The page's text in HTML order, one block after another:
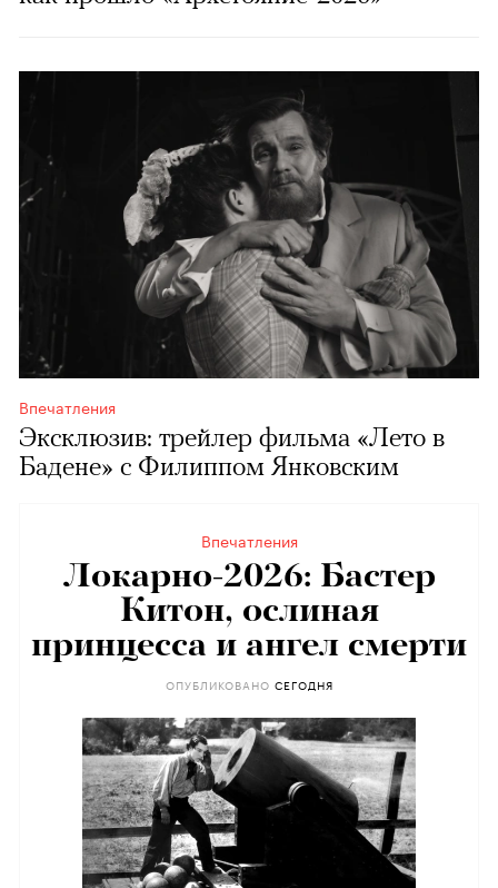
Впечатления
Эксклюзив: трейлер фильма «Лето в
Бадене» с Филиппом Янковским
Впечатления
Локарно-2026: Бастер
Китон, ослиная
принцесса и ангел смерти
ОПУБЛИКОВАНО CЕГОДНЯ